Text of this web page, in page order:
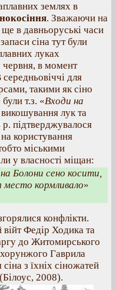
землях в
. Зважаючи на
в давньоруські часи
сіна тут були
луках
червня, в момент
для
такими як сіно
т.з. «Входи на
лук та
підтверджувалося
користування
міськими
у власності міщан:
Болони сено косити,
кормливало»
конфлікти.
Федір Ходика та
до Житомирського
хорунжого Гаврила
з їхніх сіножатей
2008).